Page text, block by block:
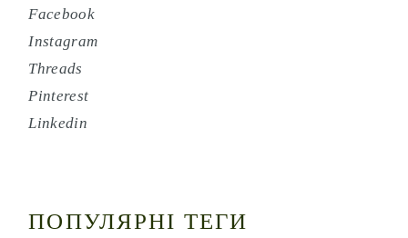
Facebook
Instagram
Threads
Pinterest
Linkedin
ПОПУЛЯРНІ ТЕГИ